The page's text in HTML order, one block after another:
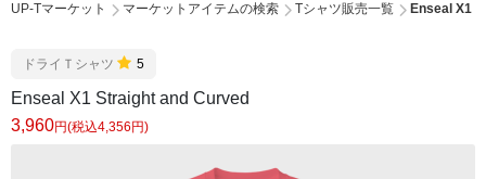
UP-Tマーケット マーケットアイテムの検索 Tシャツ販売一覧 Enseal X1
ドライＴシャツ 5
Enseal X1 Straight and Curved
3,960円(税込4,356円)